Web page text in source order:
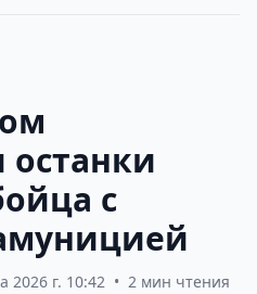
с
2026 г. 10:42 • 2 мин чтения